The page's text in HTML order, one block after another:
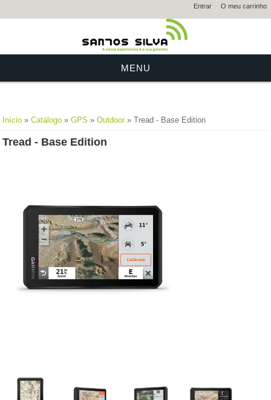
Entrar O meu carrinho
MENU
Está aqui
Início »Catálogo »GPS »Outdoor» Tread - Base Edition
Tread - Base Edition